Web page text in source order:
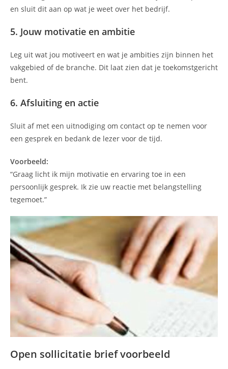
en sluit dit aan op wat je weet over het bedrijf.
5. Jouw motivatie en ambitie
Leg uit wat jou motiveert en wat je ambities zijn binnen het
vakgebied of de branche. Dit laat zien dat je toekomstgericht
bent.
6. Afsluiting en actie
Sluit af met een uitnodiging om contact op te nemen voor
een gesprek en bedank de lezer voor de tijd.
Voorbeeld:
“Graag licht ik mijn motivatie en ervaring toe in een
persoonlijk gesprek. Ik zie uw reactie met belangstelling
tegemoet.”
Open sollicitatie brief voorbeeld